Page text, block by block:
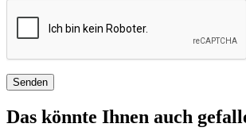
Das könnte Ihnen auch